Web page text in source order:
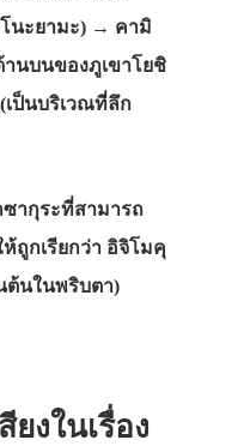
นะยามะ) → คามิ
นบนของภูเขาโยชิ
ป็นบริเวณที่ลึก
ากุระที่สามารถ
ถูกเรียกว่า อิจิโมคุ
ต้นในพริบตา)
ยงในเรื่อง